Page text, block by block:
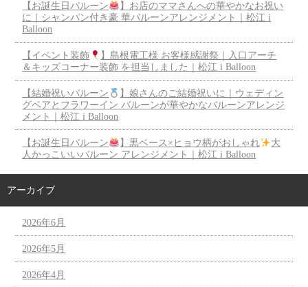
【お誕生日バルーン
】お店のママさんへの華やかなお祝い
に｜シャンパン付き豪 華バルーンアレンジメント｜松江 i
Balloon
【イベント装飾
】島根電工様 お客様感謝祭｜入口アーチ
＆キッズコーナー装飾 を担当しました｜松江 i Balloon
【結婚祝いバルーン
】娘さんのご結婚祝いに｜ウェディン
グベアとフラワーイン バルーンが華やかなバルーンアレンジ
メント｜松江 i Balloon
【お誕生日バルーン 】黒ベース×ヒョウ柄がおしゃれ
大
人かっこいいバルーン アレンジメント｜松江 i Balloon
アーカイブ
2026年6月
2026年5月
2026年4月